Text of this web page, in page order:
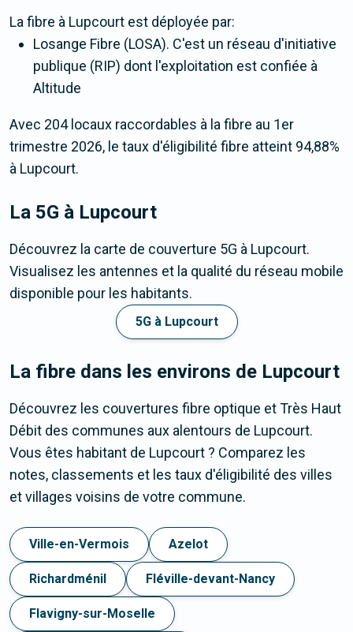
La fibre à Lupcourt est déployée par:
Losange Fibre (LOSA). C'est un réseau d'initiative
publique (RIP) dont l'exploitation est confiée à
Altitude
Avec 204 locaux raccordables à la fibre au 1er
trimestre 2026, le taux d'éligibilité fibre atteint 94,88%
à Lupcourt.
La 5G à Lupcourt
Découvrez la carte de couverture 5G à Lupcourt.
Visualisez les antennes et la qualité du réseau mobile
disponible pour les habitants.
5G à Lupcourt
La fibre dans les environs de Lupcourt
Découvrez les couvertures fibre optique et Très Haut
Débit des communes aux alentours de Lupcourt.
Vous êtes habitant de Lupcourt ? Comparez les
notes, classements et les taux d'éligibilité des villes
et villages voisins de votre commune.
Ville-en-Vermois Azelot
Richardménil Fléville-devant-Nancy
Flavigny-sur-Moselle